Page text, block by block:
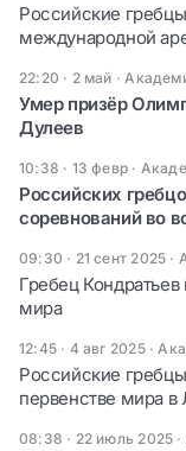
Российские
международной
22:20 · 2 май ·
Умер призёр
Дулеев
10:38 · 13 февр ·
Российских
соревнований во
09:30 · 21 сент 2025 ·
Гребец
мира
12:45 · 4 авг 2025·
Российские
первенстве мира в
08:38 · 22 июль 2025 ·